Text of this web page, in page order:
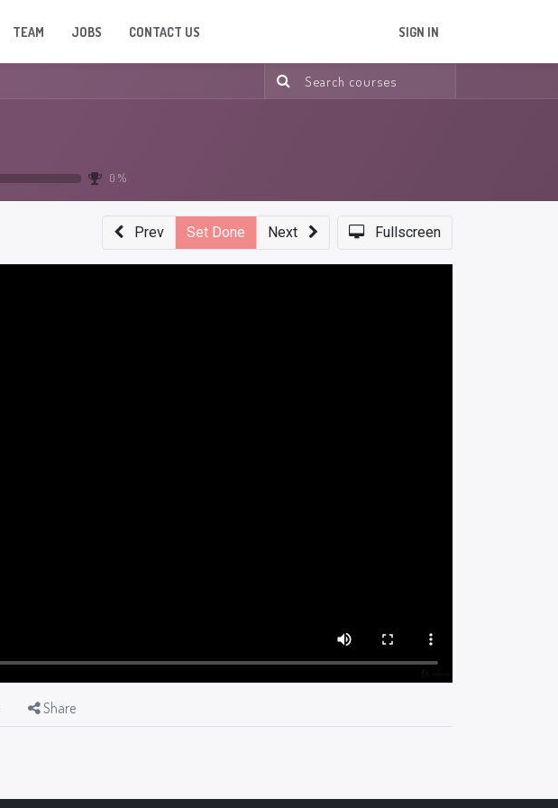
TEAM JOBS CONTACT US SIGN IN
0 %
Prev Set Done Next Fullscreen
Share